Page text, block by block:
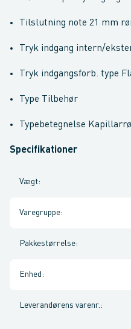
Tilslutning note 21 mm
Tryk indgang intern/
Tryk indgangsforb. type
Type Tilbehør
Typebetegnelse
Specifikationer
Vægt:
Varegruppe:
Pakkestørrelse:
Enhed :
Leverandørens varenr. :